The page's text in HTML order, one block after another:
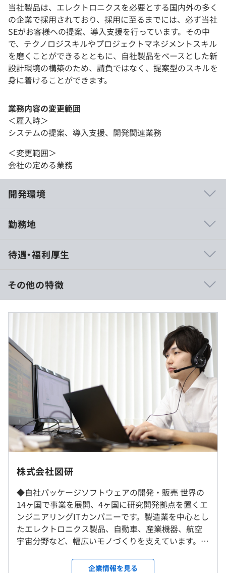
当社製品は、エレクトロニクスを必要とする国内外の多く
の企業で採用されており、採用に至るまでには、必ず当社
SEがお客様への提案、導入支援を行っています。その中
で、テクノロジスキルやプロジェクトマネジメントスキル
を磨くことができるとともに、自社製品をベースとした新
設計環境の構築のため、請負ではなく、提案型のスキルを
身に着けることができます。
業務内容の変更範囲
＜雇入時＞
システムの提案、導入支援、開発関連業務
＜変更範囲＞
会社の定める業務
開発環境
環境システム）
と基板間接続を含むシステム全体回路の設計／検証を支援
する世界初の回路設計環境）
・『Circuit DR Navi』（図研が先進企業との取り組みの中
で培ったベストプラクティスにもとづき理想的な回路・基
・『DFM Center』（基板設計の最終工程から、製造／部
品実装までの機能を有するトータルな CAMソリューショ
ン）
・『DS-2』：エレクトロニクス製品のエンジニアリン
グ・データ管理プラットフォーム
・『DS-2 Expresso』：B2Bエレクトロニクス製造業に最
適なエレキEDM
・『DS-E3、DS-OP製品』：ワイヤハーネス設計データ管
理ソリューション
・階層別研修：マネジャー研修・主任研修などを、昇格時
などに実施します。
・目的別研修：ヒューマンスキルや提案力強化、問題解決
能力などのコンセプチュアル・スキル向上を目指します。
勤務地
転勤は当面なし／リモートワーク実績あり
＜雇入時＞
本社、および自宅
＜変更範囲＞
会社の定める場所（テレワークをおこなう場所を含む）
受動喫煙防止措置に関する事項
待遇・福利厚生
■日給月給制／固定給制
■想定月額：251,000円～350,000円
■月額（基本給）：231,000円～295,000円（月20日間勤
務想定）
■その他固定手当／月：20,000円～55,000円
※上記想定年収は、20時間残業した場合の年収です。
※経験や能力等を考慮の上決定いたします。
（※想定年収は年収提示額を保証するものではありません）
休憩時間：12：00～13：00（60分）
平均残業時間：平均15～20時間／月
【年間休日127日】
・完全週休2日制（土日）
その他の特徴
株式会社図研
◆自社パッケージソフトウェアの開発・販売 世界の
14ヶ国で事業を展開、4ヶ国に研究開発拠点を置くエ
ンジニアリングITカンパニーです。製造業を中心とし
たエレクトロニクス製品、自動車、産業機器、航空
宇宙分野など、幅広いモノづくりを支えています。主
り、欧米発が目立つ中で、日本発の業務用ソフトウェ
企業情報を見る